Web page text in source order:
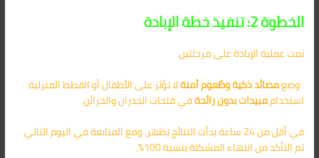
الخطوة 2: تنفيذ خطة الإبادة
تمت عملية الإبادة على مرحلتين:
. وضعمصائد ذكية وطُعوم آمنةلا تؤثر على الأطفال أو القطط المنزلية. .
استخداممبيدات بدون رائحةفي فتحات الجدران والخزائن.
في أقل من 24 ساعة بدأت النتائج تظهر، ومع المتابعة في اليوم التالي
تم التأكد من انتهاء المشكلة بنسبة 100%.